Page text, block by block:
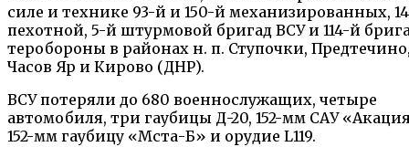
силе и технике 93-й и 150-й механизированных,
пехотной, 5-й штурмовой бригад ВСУ и 114-й
теробороны в районах н. п. Ступочки,
Часов Яр и Кирово (ДНР).
ВСУ потеряли до 680 военнослужащих, четыре
автомобиля, три гаубицы Д-20, 152-мм САУ
152-мм гаубицу «Мста-Б» и орудие L119.